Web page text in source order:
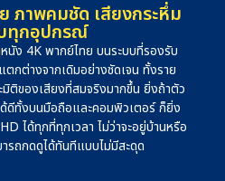
ภาพคมชัด เสียงกระหึ่ม
ทุกอุปกรณ์
นัง 4K พากย์ไทย บนระบบที่รองรับ
กต่างจากเดิมอย่างชัดเจน ทั้งราย
ติของเสียงที่สมจริงมากขึ้น ยิ่งถ้าตัว
ด้ดีทั้งบนมือถือและคอมพิวเตอร์ ก็ยิ่ง
ได้ทุกที่ทุกเวลา ไม่ว่าจะอยู่บ้านหรือ
รถกดดูได้ทันทีแบบไม่มีสะดุด